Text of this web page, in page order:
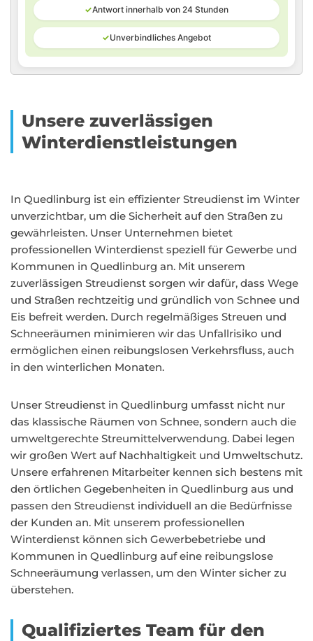
✓Antwort innerhalb von 24 Stunden
✓Unverbindliches Angebot
Unsere zuverlässigen
Winterdienstleistungen
In Quedlinburg ist ein effizienter Streudienst im Winter
unverzichtbar, um die Sicherheit auf den Straßen zu
gewährleisten. Unser Unternehmen bietet
professionellen Winterdienst speziell für Gewerbe und
Kommunen in Quedlinburg an. Mit unserem
zuverlässigen Streudienst sorgen wir dafür, dass Wege
und Straßen rechtzeitig und gründlich von Schnee und
Eis befreit werden. Durch regelmäßiges Streuen und
Schneeräumen minimieren wir das Unfallrisiko und
ermöglichen einen reibungslosen Verkehrsfluss, auch
in den winterlichen Monaten.
Unser Streudienst in Quedlinburg umfasst nicht nur
das klassische Räumen von Schnee, sondern auch die
umweltgerechte Streumittelverwendung. Dabei legen
wir großen Wert auf Nachhaltigkeit und Umweltschutz.
Unsere erfahrenen Mitarbeiter kennen sich bestens mit
den örtlichen Gegebenheiten in Quedlinburg aus und
passen den Streudienst individuell an die Bedürfnisse
der Kunden an. Mit unserem professionellen
Winterdienst können sich Gewerbebetriebe und
Kommunen in Quedlinburg auf eine reibungslose
Schneeräumung verlassen, um den Winter sicher zu
überstehen.
Qualifiziertes Team für den